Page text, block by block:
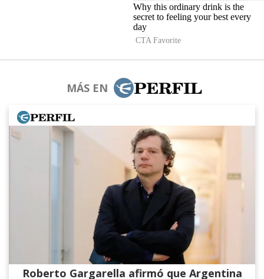
MÁS EN
Roberto Gargarella afirmó que Argentina